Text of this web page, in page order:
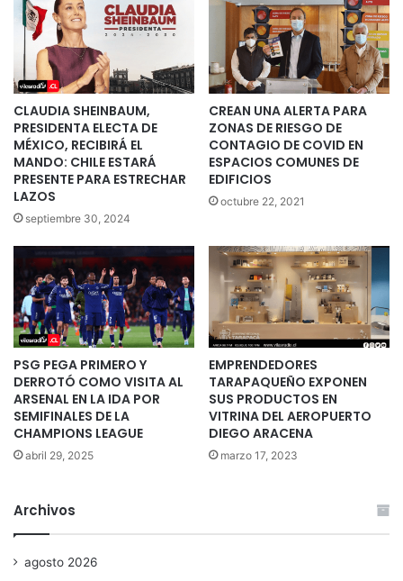
CLAUDIA SHEINBAUM,
PRESIDENTA ELECTA DE
MÉXICO, RECIBIRÁ EL
MANDO: CHILE ESTARÁ
PRESENTE PARA ESTRECHAR
LAZOS
septiembre 30, 2024
CREAN UNA ALERTA PARA
ZONAS DE RIESGO DE
CONTAGIO DE COVID EN
ESPACIOS COMUNES DE
EDIFICIOS
octubre 22, 2021
PSG PEGA PRIMERO Y
DERROTÓ COMO VISITA AL
ARSENAL EN LA IDA POR
SEMIFINALES DE LA
CHAMPIONS LEAGUE
abril 29, 2025
EMPRENDEDORES
TARAPAQUEÑO EXPONEN
SUS PRODUCTOS EN
VITRINA DEL AEROPUERTO
DIEGO ARACENA
marzo 17, 2023
Archivos
agosto 2026